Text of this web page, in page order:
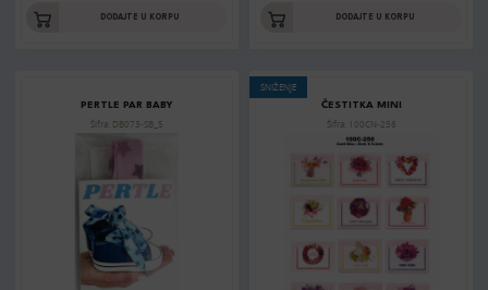
DODAJTE U KORPU DODAJTE U KORPU
PERTLE PAR BABY
Šifra: DB073-SB_5
SNIŽENJE
ČESTITKA MINI
Šifra: 100CN-256